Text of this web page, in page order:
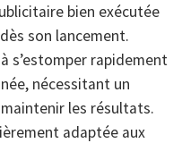
bien exécutée
son lancement.
s’estomper rapidement
nécessitant un
les résultats.
adaptée aux